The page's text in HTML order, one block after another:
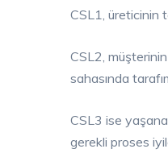
CSL1, üreticinin
CSL2,
sahasında
CSL3 ise
gerekli proses